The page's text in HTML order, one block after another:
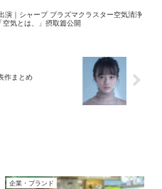
演｜シャープ プラズマクラスター空気清浄
気とは、」摂取篇公開
作まとめ
企業・ブランド